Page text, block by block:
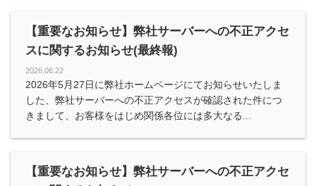
【重要なお知らせ】弊社サーバーへの不正アクセ
スに関するお知らせ(最終報)
2026.06.22
2026年5月27日に弊社ホームページにてお知らせいたしま
した、弊社サーバーへの不正アクセスが確認された件につ
きまして、お客様をはじめ関係各位には多大なる...
【重要なお知らせ】弊社サーバーへの不正アクセ